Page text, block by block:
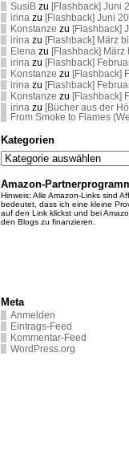
SusiB zu [Flashback] Juni
irina zu [Flashback] Juni
Konstanze zu [Flashback]
irina zu [Flashback] März
Elena zu [Flashback] März
irina zu [Flashback]
Konstanze zu [Flashback]
irina zu [Flashback]
Konstanze zu [Flashback]
irina zu [Bücher aus der
From Smoke to Flames
Kategorien
Kategorien
Amazon-
Hinweis: Alle Amazon-Links sind
bedeutet, dass ich eine kleine
auf den Link klickst und bei
den Blogs zu finanzieren.
Meta
Anmelden
Eintrags-Feed
Kommentar-Feed
WordPress.org